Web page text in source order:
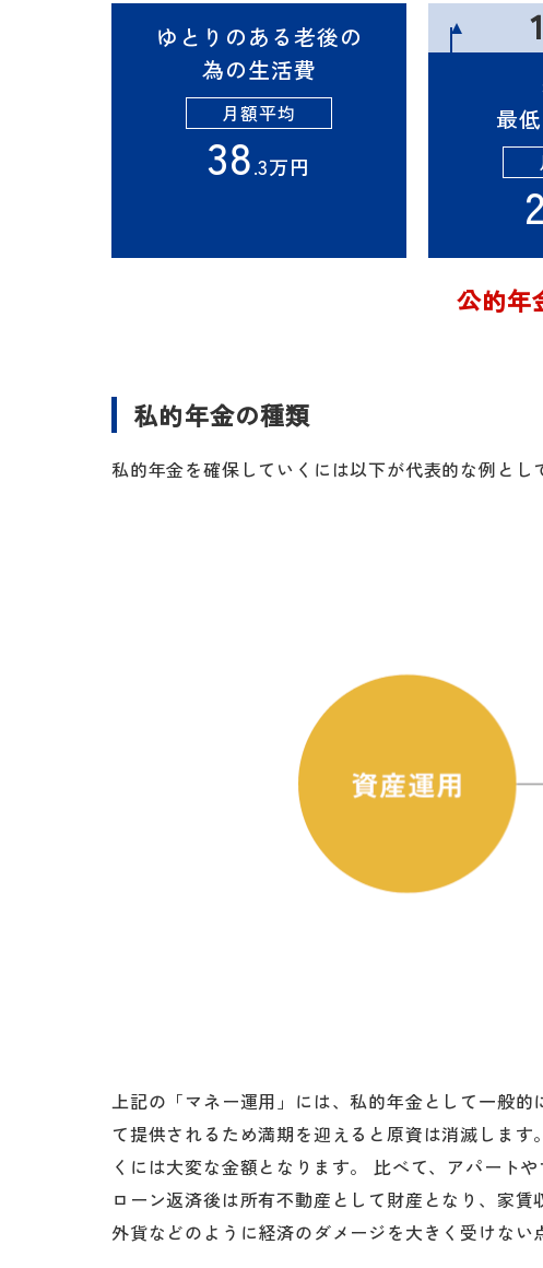
ゆとりのある老後の
為の生活費
月額平均
38.3万円
最
公的年
私的年金の種類
私的年金を確保していくには以下が代表的な例とし
上記の「マネー運用」には、私的年金として一般
て提供されるため満期を迎えると原資は消滅しま
くには大変な金額となります。 比べて、アパート
ローン返済後は所有不動産として財産となり、家
外貨などのように経済のダメージを大きく受けない